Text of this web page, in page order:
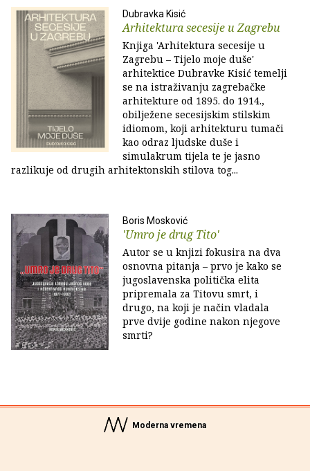
Dubravka Kisić
Arhitektura secesije u Zagrebu
Knjiga 'Arhitektura secesije u
Zagrebu – Tijelo moje duše'
arhitektice Dubravke Kisić temelji
se na istraživanju zagrebačke
arhitekture od 1895. do 1914.,
obilježene secesijskim stilskim
idiomom, koji arhitekturu tumači
kao odraz ljudske duše i
simulakrum tijela te je jasno
razlikuje od drugih arhitektonskih stilova tog...
Boris Mosković
'Umro je drug Tito'
Autor se u knjizi fokusira na dva
osnovna pitanja – prvo je kako se
jugoslavenska politička elita
pripremala za Titovu smrt, i
drugo, na koji je način vladala
prve dvije godine nakon njegove
smrti?
Moderna vremena